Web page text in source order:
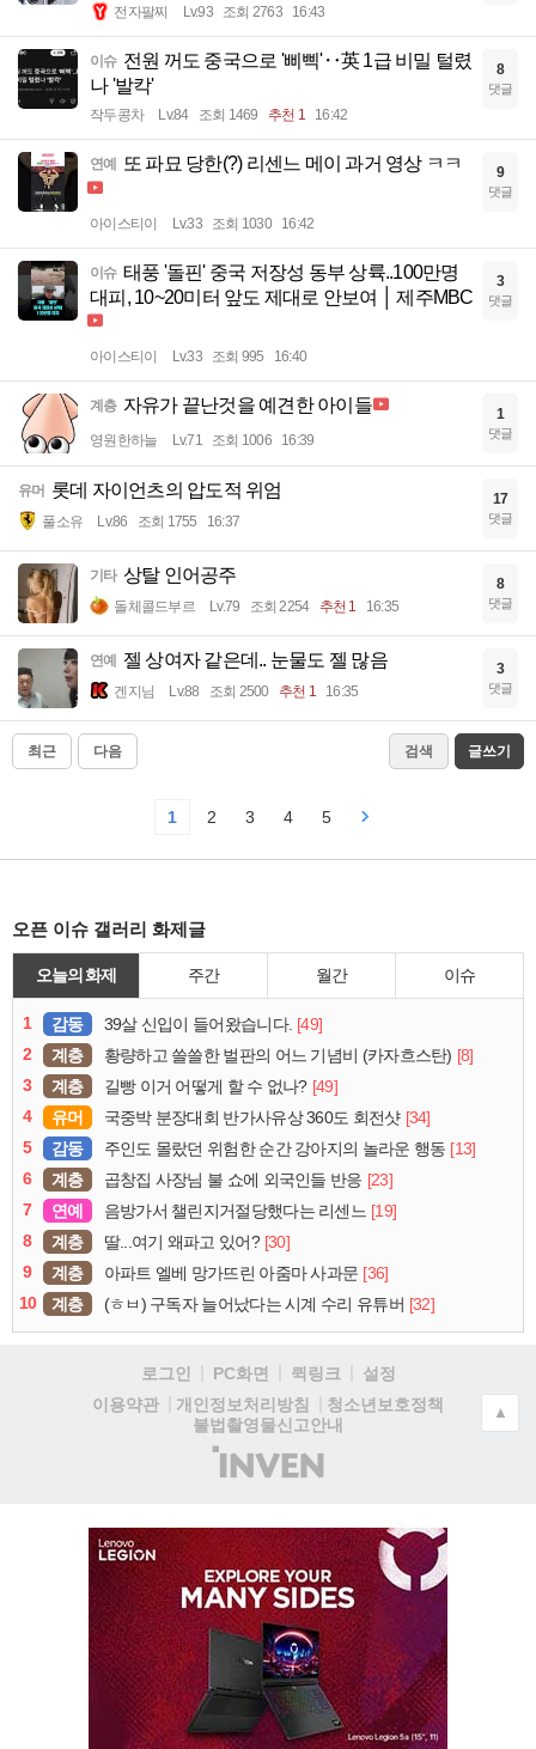
전자팔찌 Lv.93 조회 2763 16:43
이슈 전원 꺼도 중국으로 '삐삑'‥英 1급 비밀 털렸
나 '발칵'
작두콩차 Lv.84 조회 1469 추천 1 16:42
8
댓글
연예 또 파묘 당한(?) 리센느 메이 과거 영상 ㅋㅋ
아이스티이 Lv.33 조회 1030 16:42
9
댓글
이슈 태풍 '돌핀' 중국 저장성 동부 상륙..100만명
대피, 10~20미터 앞도 제대로 안보여 │ 제주MBC
아이스티이 Lv.33 조회 995 16:40
3
댓글
계층 자유가 끝난것을 예견한 아이들
영원한하늘 Lv.71 조회 1006 16:39
1
댓글
유머 롯데 자이언츠의 압도적 위엄
풀소유 Lv.86 조회 1755 16:37
17
댓글
기타 상탈 인어공주
돌체콜드부르 Lv.79 조회 2254 추천 1 16:35
8
댓글
연예 젤 상여자 같은데.. 눈물도 젤 많음
겐지님 Lv.88 조회 2500 추천 1 16:35
3
댓글
최근 다음 검색 글쓰기
1 2 3 4 5
오픈 이슈 갤러리 화제글
오늘의 화제 주간 월간 이슈
1 감동 39살 신입이 들어왔습니다. [49]
2
계층 황량하고 쓸쓸한 벌판의 어느 기념비 (카자흐스탄) [8]
3
계층 길빵 이거 어떻게 할 수 없나? [49]
4
유머 국중박 분장대회 반가사유상 360도 회전샷 [34]
5
감동 주인도 몰랐던 위험한 순간 강아지의 놀라운 행동 [13]
6
계층 곱창집 사장님 불 쇼에 외국인들 반응 [23]
7
연예 음방가서 챌린지거절당했다는 리센느 [19]
8
계층 딸...여기 왜파고 있어? [30]
9
계층 아파트 엘베 망가뜨린 아줌마 사과문 [36]
10
계층 (ㅎㅂ) 구독자 늘어났다는 시계 수리 유튜버 [32]
로그인 PC화면 퀵링크
설정
이용약관
개인정보처리방침
청소년보호정책
불법촬영물신고안내
(주)
인
▲